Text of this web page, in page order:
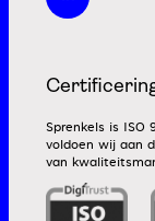
Sprenkels is ISO
voldoen wij aan
van